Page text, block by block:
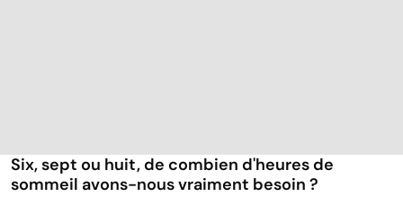
Six, sept ou huit, de combien d'heures de
sommeil avons-nous vraiment besoin ?